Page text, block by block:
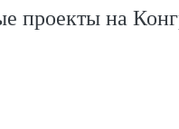
проекты на